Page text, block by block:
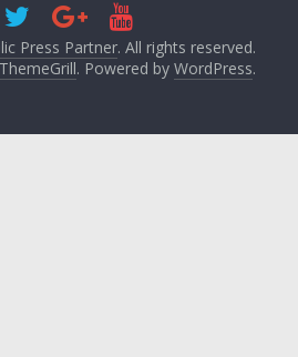
Press Partner. All rights reserved.
ThemeGrill. Powered by WordPress.